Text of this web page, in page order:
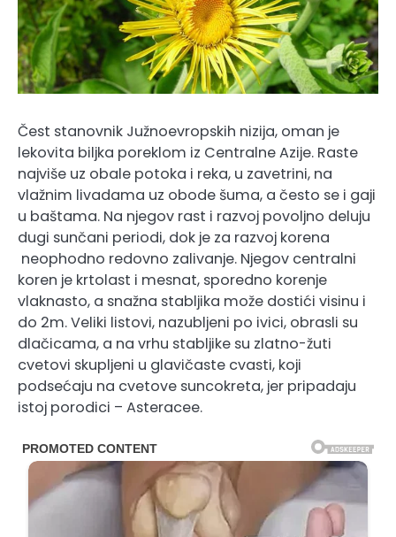
Čest stanovnik Južnoevropskih nizija, oman je
lekovita biljka poreklom iz Centralne Azije. Raste
najviše uz obale potoka i reka, u zavetrini, na
vlažnim livadama uz obode šuma, a često se i gaji
u baštama. Na njegov rast i razvoj povoljno deluju
dugi sunčani periodi, dok je za razvoj korena
neophodno redovno zalivanje. Njegov centralni
koren je krtolast i mesnat, sporedno korenje
vlaknasto, a snažna stabljika može dostići visinu i
do 2m. Veliki listovi, nazubljeni po ivici, obrasli su
dlačicama, a na vrhu stabljike su zlatno-žuti
cvetovi skupljeni u glavičaste cvasti, koji
podsećaju na cvetove suncokreta, jer pripadaju
istoj porodici – Asteracee.